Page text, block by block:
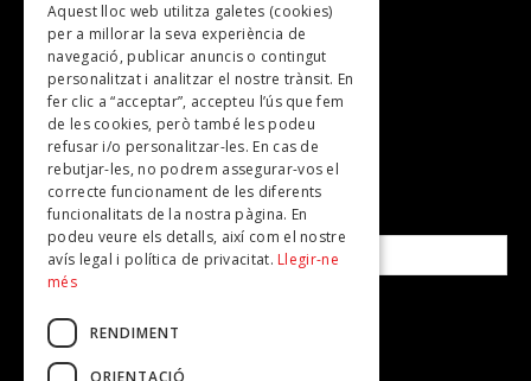
TV
Plans per fer
Revistes
SUBSCRIU-TE A LA NOSTRA NEWSLETTER!
Correu electrònic*
Accepto lapolítica de privacitat
Aquest lloc web utilitza galetes (cookies)
per a millorar la seva experiència de
navegació, publicar anuncis o contingut
personalitzat i analitzar el nostre trànsit. En
fer clic a “acceptar”, accepteu l’ús que fem
de les cookies, però també les podeu
refusar i/o personalitzar-les. En cas de
rebutjar-les, no podrem assegurar-vos el
correcte funcionament de les diferents
funcionalitats de la nostra pàgina. En
podeu veure els detalls, així com el nostre
avís legal i política de privacitat. Llegir-ne
més
RENDIMENT
ORIENTACIÓ